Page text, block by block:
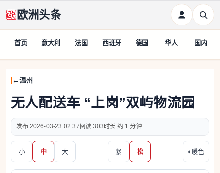
欧洲头条
首页 意大利 法国 西班牙 德国 华人 国内
温州
无人配送车 “上岗”双屿物流园
2026-03-23 02:37 303 约 1 分钟
小 中 大 紧 松 ◐ 暖色